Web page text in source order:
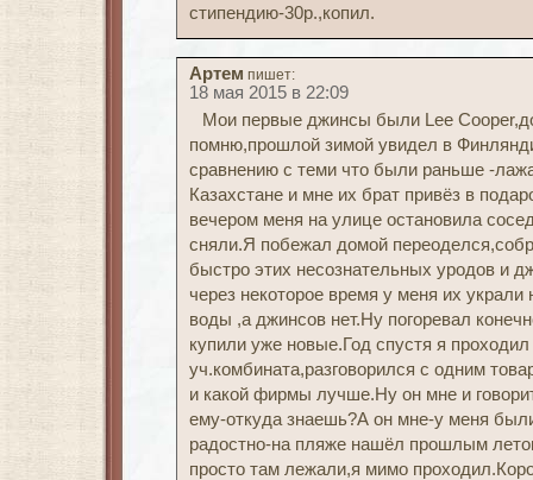
стипендию-30р.,копил.
Артем пишет:
18 мая 2015 в 22:09
Мои первые джинсы были Lee
помню,прошлой зимой увидел в
сравнению с теми что были раньше -
Казахстане и мне их брат привёз в
вечером меня на улице остановила
сняли.Я побежал домой
быстро этих несознательных уродов и
через некоторое время у меня их
воды ,а джинсов нет.Ну погоревал
купили уже новые.Год спустя я проходил
уч.комбината,разговорился с одним
и какой фирмы лучше.Ну он мне и
ему-откуда знаешь?А он мне-у меня
радостно-на пляже нашёл прошлым
просто там лежали,я мимо